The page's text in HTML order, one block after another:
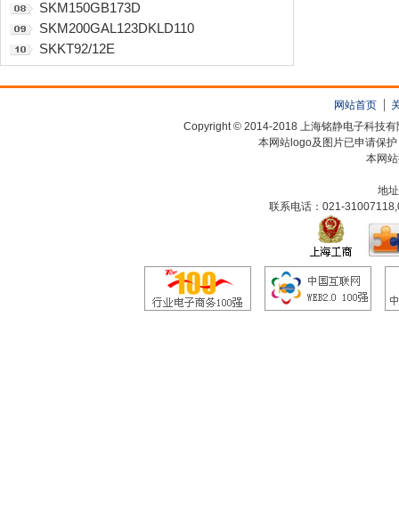
SKM150GB173D
SKM200GAL123DKLD110
SKKT92/12E
网站首页
Copyright © 2014-2018 上海铭静电子科技
本网站logo及图片已申请保
本网
地
联系电话：021-